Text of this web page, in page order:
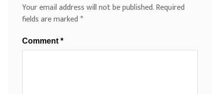
Your email address will not be published.Required
fields are marked*
Comment *